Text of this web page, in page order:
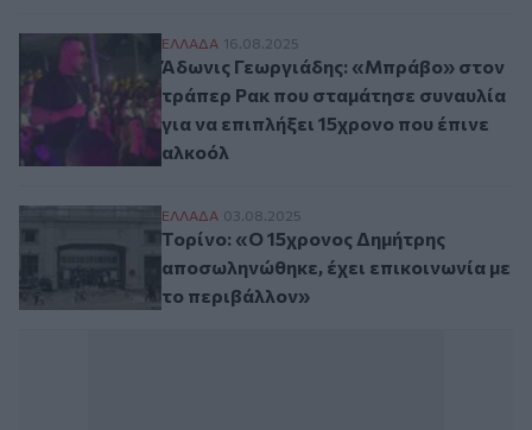
Άδωνις Γεωργιάδης: «Μπράβο» στον
ΕΛΛAΔΑ 16.08.2025
Άδωνις Γεωργιάδης: «Μπράβο» στον
τράπερ Ρακ που σταμάτησε συναυλία
για να επιπλήξει 15χρονο που έπινε
αλκοόλ
Τορίνο: «Ο 15χρονος Δημήτρης
ΕΛΛAΔΑ 03.08.2025
Τορίνο: «Ο 15χρονος Δημήτρης
αποσωληνώθηκε, έχει επικοινωνία με
το περιβάλλον»